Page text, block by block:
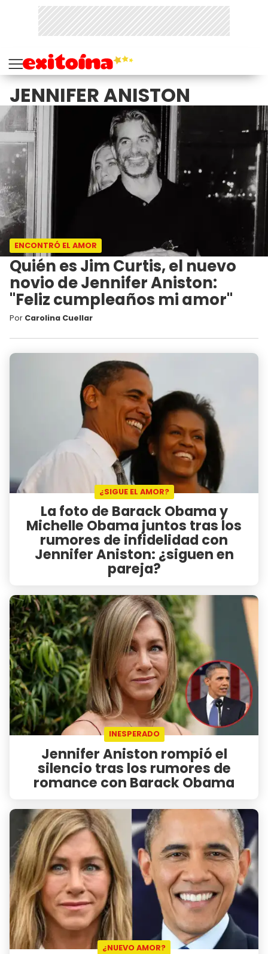
JENNIFER ANISTON
ENCONTRÓ EL AMOR
Quién es Jim Curtis, el nuevo
novio de Jennifer Aniston:
"Feliz cumpleaños mi amor"
Por Carolina Cuellar
¿SIGUE EL AMOR?
La foto de Barack Obama y
Michelle Obama juntos tras los
rumores de infidelidad con
Jennifer Aniston: ¿siguen en
pareja?
INESPERADO
Jennifer Aniston rompió el
silencio tras los rumores de
romance con Barack Obama
¿NUEVO AMOR?